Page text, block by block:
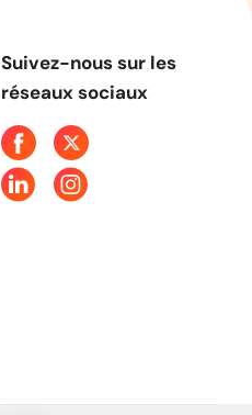
Suivez-nous sur les
réseaux sociaux